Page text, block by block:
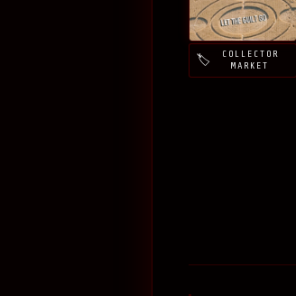
COLLECTOR
MARKET